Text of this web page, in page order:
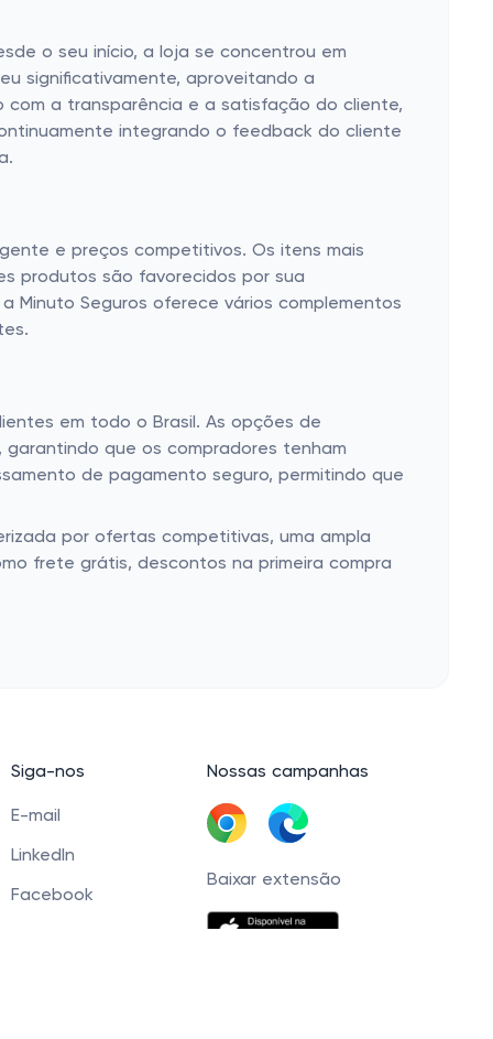
o seu início, a loja se concentrou em
significativamente, aproveitando a
com a transparência e a satisfação do cliente,
integrando o feedback do cliente
e preços competitivos. Os itens mais
produtos são favorecidos por sua
Minuto Seguros oferece vários complementos
em todo o Brasil. As opções de
que os compradores tenham
de pagamento seguro, permitindo que
por ofertas competitivas, uma ampla
frete grátis, descontos na primeira compra
Siga-nos
E-mail
LinkedIn
Facebook
Nossas campanhas
Baixar extensão